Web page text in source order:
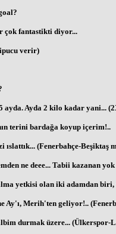
çok fantastikti diyor...
ipucu verir)
Ayda 2 kilo kadar yani...
terini bardağa koyup içerim!..
(Fenerbahçe-Beşiktaş
ne deee... Tabii kazanan
yetkisi olan iki adamdan biri,
Ay'ı, Merih'ten geliyor!..
durmak üzere... (Ülkerspor-